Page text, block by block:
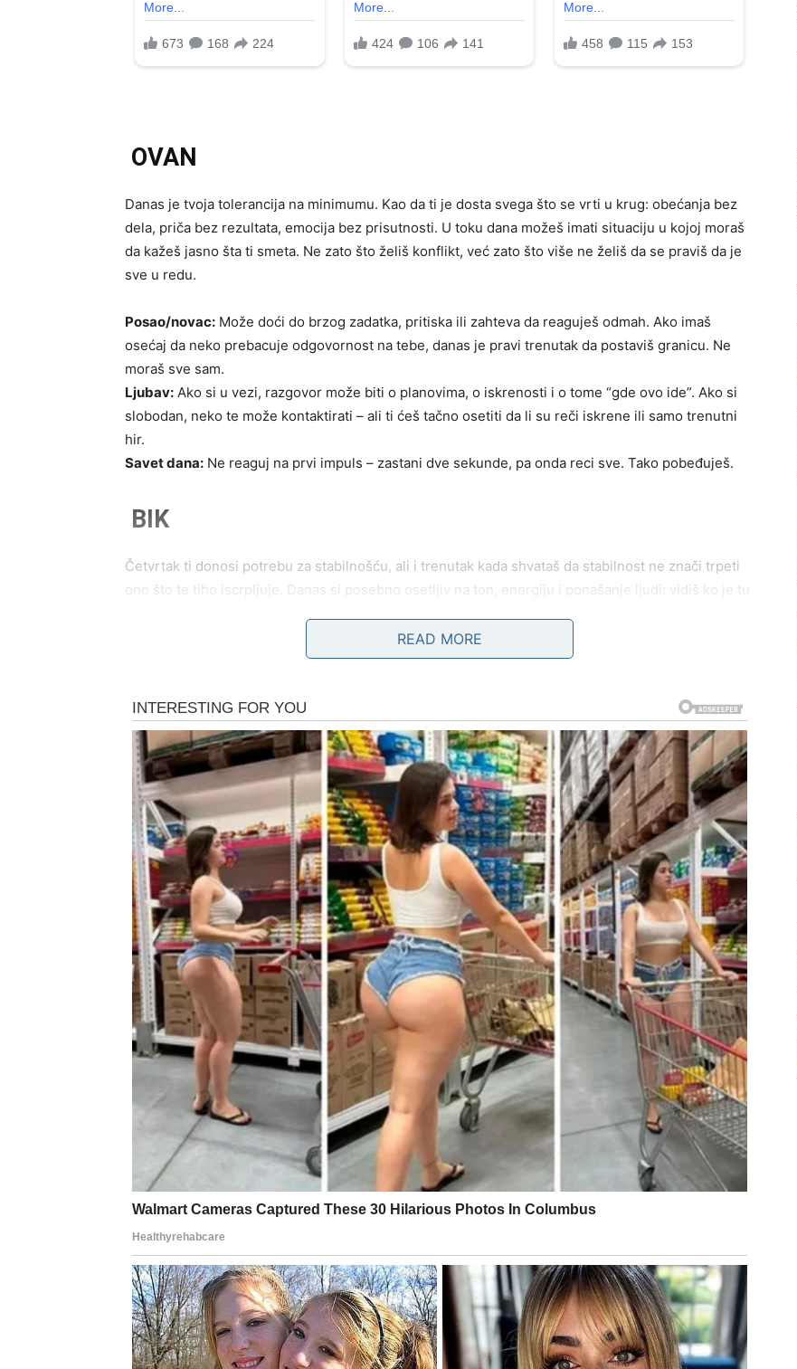
OVAN
Danas je tvoja tolerancija na minimumu. Kao da ti je dosta svega što se vrti u krug: obećanja bez
dela, priča bez rezultata, emocija bez prisutnosti. U toku dana možeš imati situaciju u kojoj moraš
da kažeš jasno šta ti smeta. Ne zato što želiš konflikt, već zato što više ne želiš da se praviš da je
sve u redu.
Posao/novac: Može doći do brzog zadatka, pritiska ili zahteva da reaguješ odmah. Ako imaš
osećaj da neko prebacuje odgovornost na tebe, danas je pravi trenutak da postaviš granicu. Ne
moraš sve sam.
Ljubav: Ako si u vezi, razgovor može biti o planovima, o iskrenosti i o tome “gde ovo ide”. Ako si
slobodan, neko te može kontaktirati – ali ti ćeš tačno osetiti da li su reči iskrene ili samo trenutni
hir.
Savet dana: Ne reaguj na prvi impuls – zastani dve sekunde, pa onda reci sve. Tako pobeđuješ.
BIK
Četvrtak ti donosi potrebu za stabilnošću, ali i trenutak kada shvataš da stabilnost ne znači trpeti
ono što te tiho iscrpljuje. Danas si posebno osetljiv na ton, energiju i ponašanje ljudi: vidiš ko je tu
Dobar dan za dogovor, naplatu, pregovore ili planiranje budžeta. Ako dugo odlažeš
Ljubav:Bik traži sigurnost, a danas mu je posebno važna. U vezi – male stvari grade poverenje:
pažnja, prisutnost, nežnost. Slobodni Bik može osetiti privlačnost prema nekome ko deluje mirno,
stabilno i “normalno”.
Savet dana:Ne spuštaj standarde samo da bi “bilo mirno”. Mir bez poštovanja nije mir.
BLIZANCI
Tvoj dan je pun informacija, poruka, sitnih promena planova. Možeš imati osećaj da sve ide brzo,
ali da ti nedostaje fokus. U komunikaciji postoji rizik da se nešto pogrešno shvati — ne zato što ti
ne umeš da objasniš, već zato što drugi čuju ono što žele da čuju.
Posao/novac:
Danas se traži brzina, ali i tačnost. Ako imaš važan sastanak ili razgovor, pripremi se
da ne improvizuješ previše. Dobijaš šansu da pokažeš koliko znaš — ali moraš da budeš
konkretan.
Ljubav:Neko može slati “pomešane signale”. Blizanci danas moraju da razlikuju: da li je to
uzbuđenje ili neozbiljnost? U vezi se čuvaj sitnih provokacija i “šala” koje mogu prerasti u svađu.
Savet dana: Ne donosi zaključke dok ne čuješ celu priču. Jedna rečenica nije cela istina.
RAK
Rak danas oseća duboko. Možda i previše. Kao da ti je srce otvorenije nego inače, pa ti sve ulazi
pod kožu: tuđe raspoloženje, tuđe reči, tuđe neizgovoreno. Ali ovo je i tvoj dar — intuicija ti danas
može pokazati šta je istina.
Posao/novac:Neko može očekivati više od tebe, a ti možeš osetiti pritisak. Važno je da ne
preuzmeš tuđe terete. Ako si u kolektivu, danas se vidi ko radi, a ko se samo pojavljuje.
Ljubav:U vezi – potreban ti je razgovor iz srca, ne površno “šta ima”. Ako si slobodan, može te
povući nostalgija: neko iz prošlosti, uspomena, muzika, poruka… ali zapitaj se: da li želiš nazad ili
READ MORE